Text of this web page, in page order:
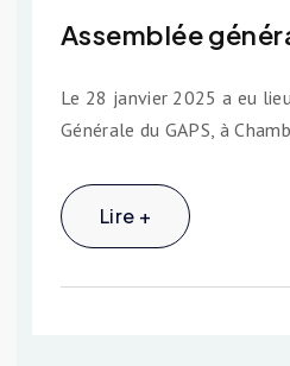
Assemblée
Le 28 janvier 2025 a eu
Générale du GAPS, à
Lire +